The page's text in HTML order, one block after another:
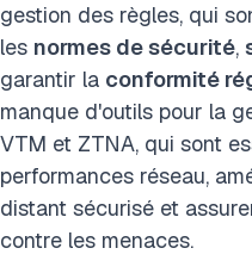
gestion des règles, qui
les normes de sécurité,
garantir la conformité
manque d'outils pour la
VTM et ZTNA, qui sont
performances réseau,
distant sécurisé et
contre les menaces.